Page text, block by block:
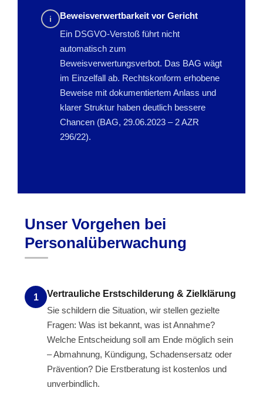
i
Beweisverwertbarkeit vor Gericht
Ein DSGVO-Verstoß führt nicht
automatisch zum
Beweisverwertungsverbot. Das BAG wägt
im Einzelfall ab. Rechtskonform erhobene
Beweise mit dokumentiertem Anlass und
klarer Struktur haben deutlich bessere
Chancen (BAG, 29.06.2023 – 2 AZR
296/22).
Unser Vorgehen bei
Personalüberwachung
1
Vertrauliche Erstschilderung & Zielklärung
Sie schildern die Situation, wir stellen gezielte
Fragen: Was ist bekannt, was ist Annahme?
Welche Entscheidung soll am Ende möglich sein
– Abmahnung, Kündigung, Schadensersatz oder
Prävention? Die Erstberatung ist kostenlos und
unverbindlich.